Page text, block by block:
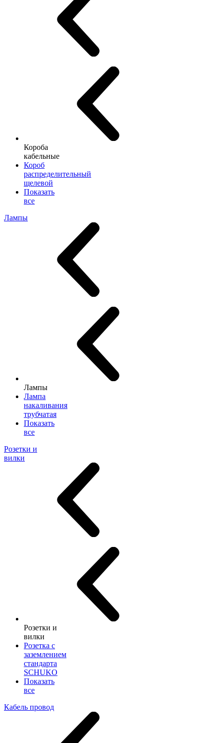
Короба
кабельные
Короб
распределительный
щелевой
Показать
все
Лампы
Лампы
Лампа
накаливания
трубчатая
Показать
все
Розетки и
вилки
Розетки и
вилки
Розетка с
заземлением
стандарта
SCHUKO
Показать
все
Кабель провод